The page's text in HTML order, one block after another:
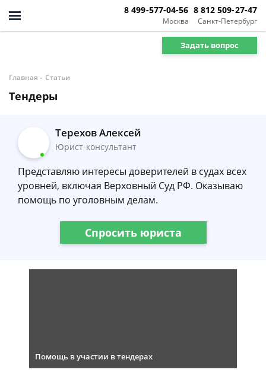
Москва
8 499-577-04-56
Санкт-Петербург
8 812 509-27-47
Задать вопрос
Главная - Статьи
Тендеры
Терехов Алексей
Юрист-консультант
Представляю интересы доверителей в судах всех
уровней, включая Верховный Суд РФ. Оказываю
помощь по уголовным делам.
Спросить юриста
Помощь в участии в тендерах